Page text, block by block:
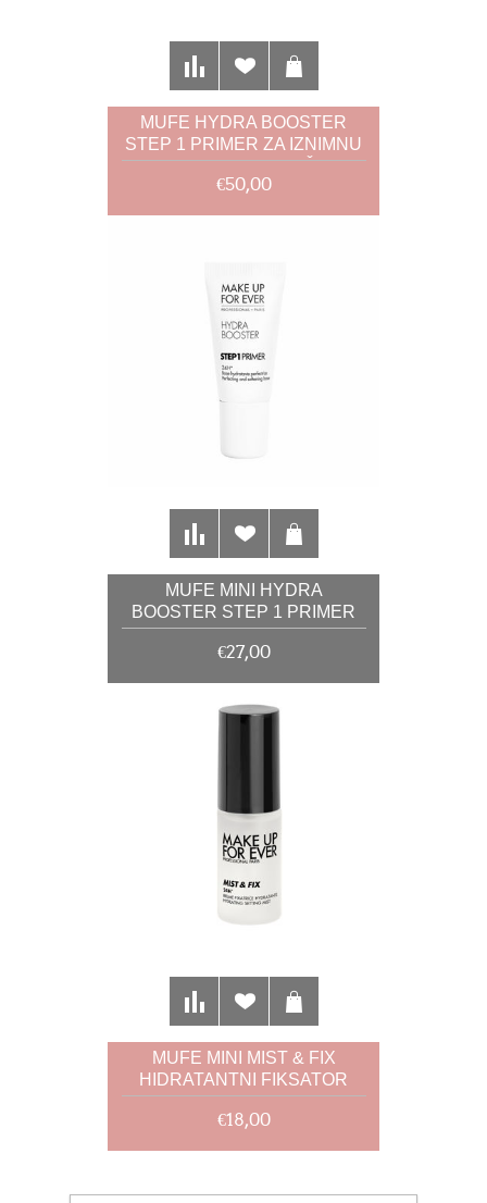
MUFE HYDRA BOOSTER
STEP 1 PRIMER ZA IZNIMNU
HIDRATACIJU KOŽE
€50,00
MUFE MINI HYDRA
BOOSTER STEP 1 PRIMER
ZA IZNIMNU HIDRATACIJU
KOŽE
€27,00
MUFE MINI MIST & FIX
HIDRATANTNI FIKSATOR
30ML
€18,00